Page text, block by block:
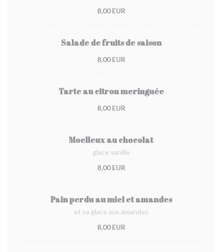
8,00 EUR
Salade de fruits de saison
8,00 EUR
Tarte au citron meringuée
8,00 EUR
Moelleux au chocolat
glace vanille
8,00 EUR
Pain perdu au miel et amandes
et sa glace aux amandes
8,00 EUR